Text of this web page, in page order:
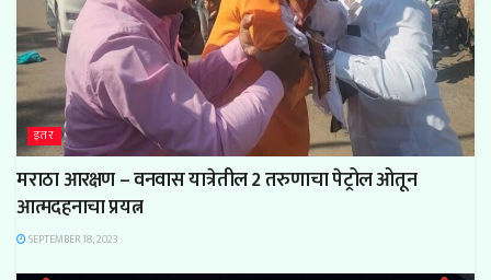
इतर
मराठा आरक्षण – वनवास यात्रेतील 2 तरुणाचा पेट्रोल ओतून
आत्मदहनाचा प्रयत्न
SEPTEMBER 18, 2023